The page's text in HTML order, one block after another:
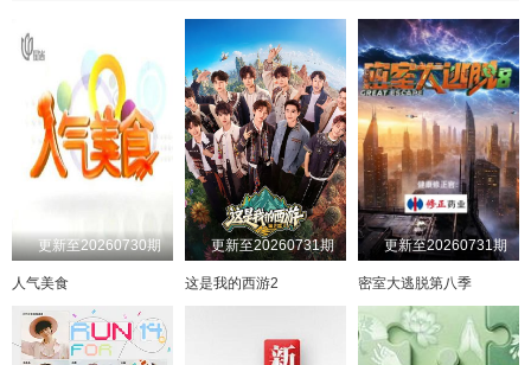
20240910 20240911 20240917 20240918
20241001 20241008 20241016 20241022
20241029 20241105 20241106 20241112
20241126 20241127 20241203
20241204 20241210 20241211 20241217
20241218 20241224 20241231 20250107
20250108 20250115 20250122
更新至20260730期
人气美食
更新至20260731期
这是我的西游2
更新至20260731期
密室大逃脱第八季